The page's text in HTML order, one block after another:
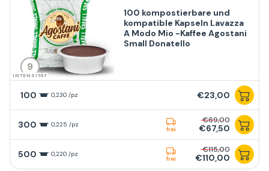
9
INTENSITÄT
100 kompostierbare und
kompatible Kapseln Lavazza
A Modo Mio -Kaffee Agostani
Small Donatello
100 0,230 /pz €23,00
300 0,225 /pz
frei
€69,00
€67,50
500 0,220 /pz
frei
€115,00
€110,00